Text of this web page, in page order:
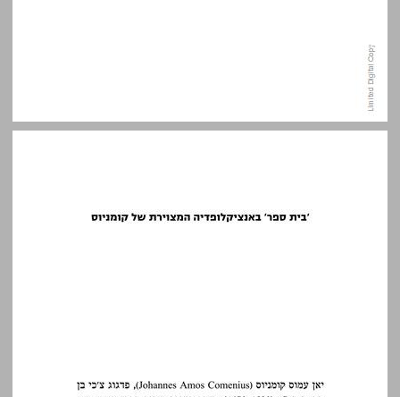
'בית ספר' באנציקלופדיה המצוירת של קומניוס ... 11